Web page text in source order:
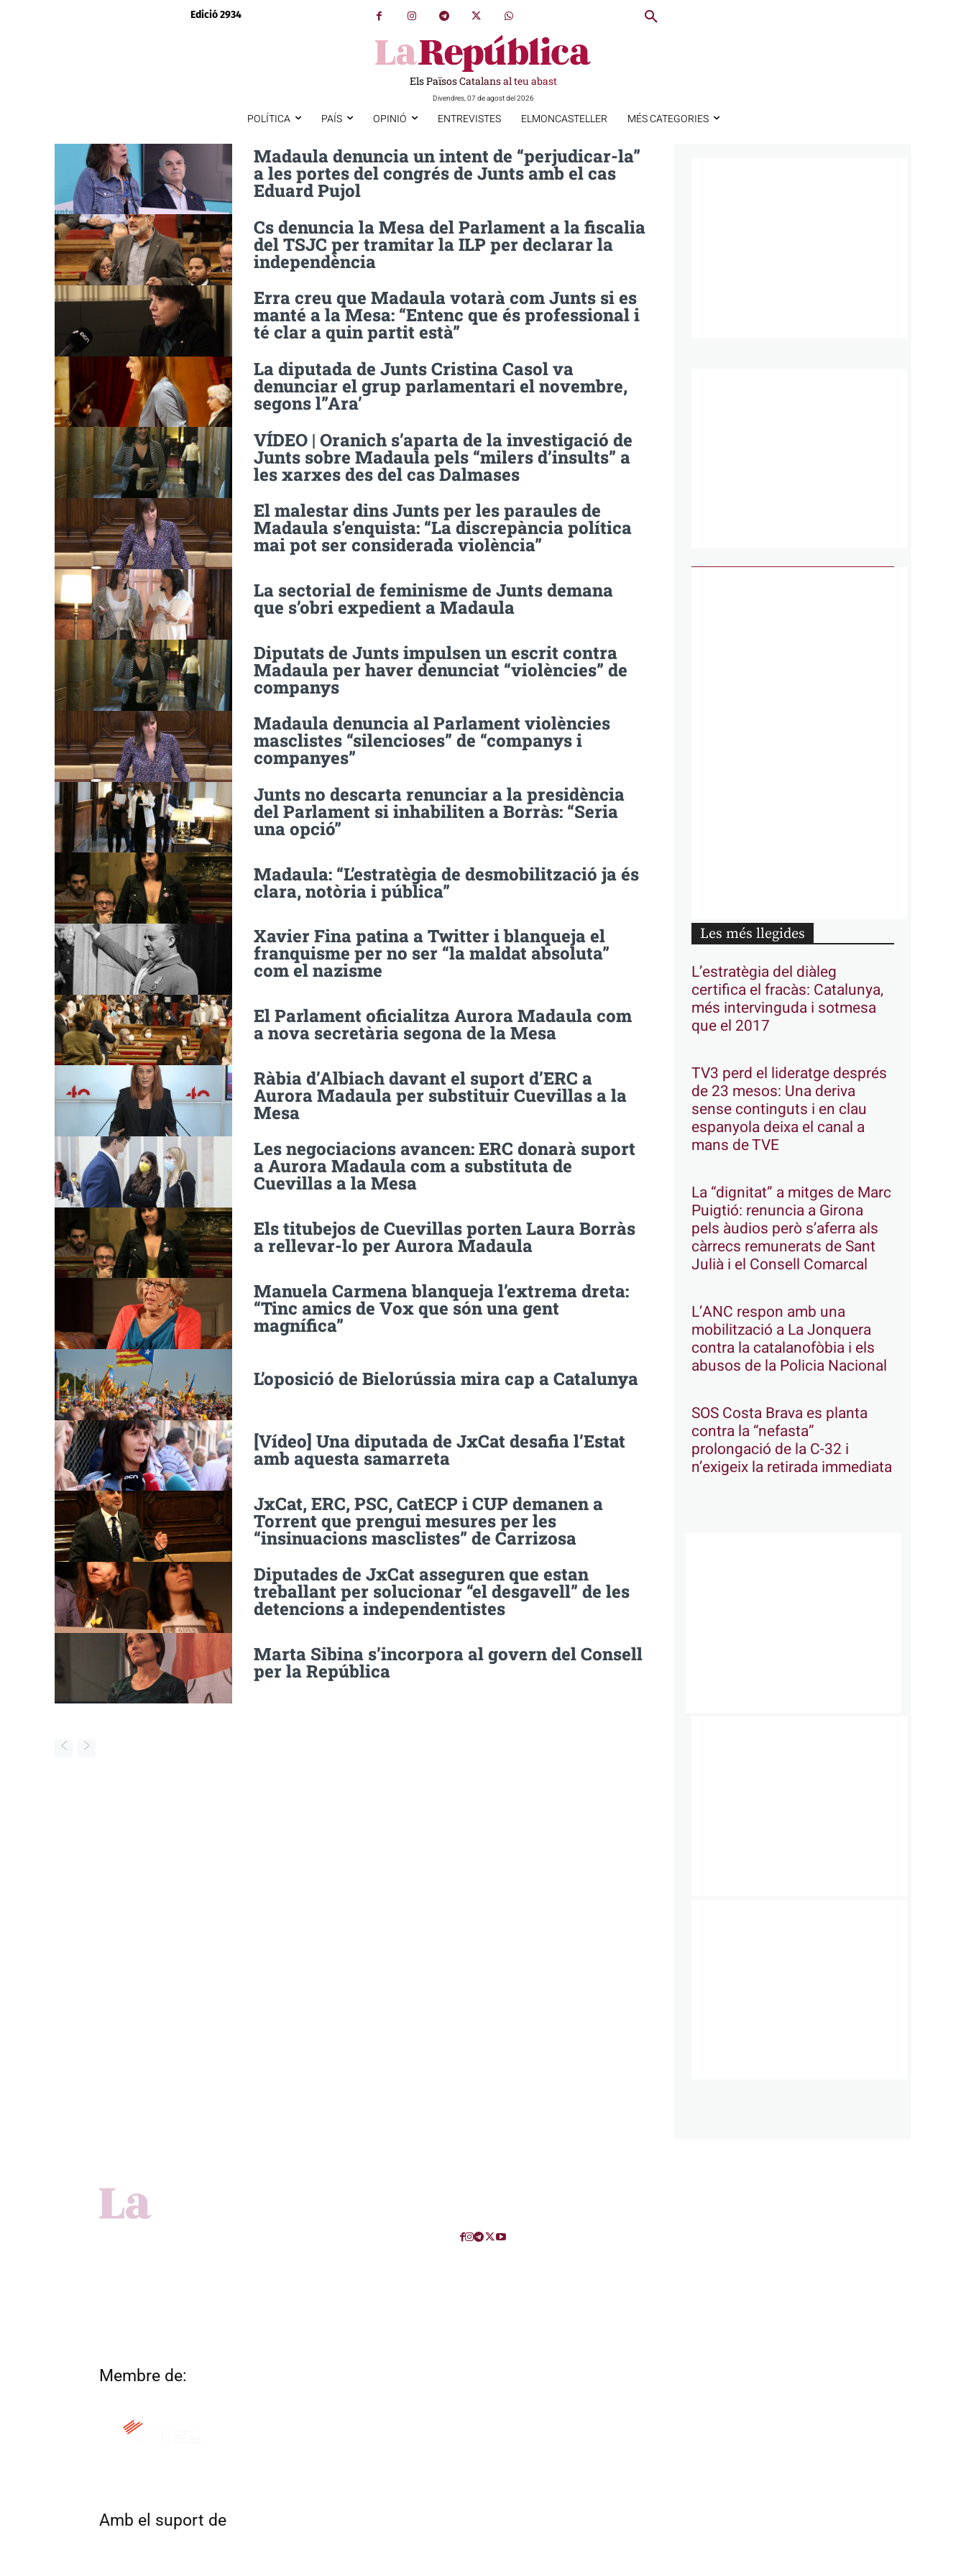
Edició 2934
Els Països Catalans al teu abast
Divendres, 07 de agost del 2026
POLÍTICA PAÍS OPINIÓ ENTREVISTES ELMONCASTELLER MÉS CATEGORIES
Madaula denuncia un intent de “perjudicar-la”
a les portes del congrés de Junts amb el cas
Eduard Pujol
Cs denuncia la Mesa del Parlament a la fiscalia
del TSJC per tramitar la ILP per declarar la
independència
Erra creu que Madaula votarà com Junts si es
manté a la Mesa: “Entenc que és professional i
té clar a quin partit està”
La diputada de Junts Cristina Casol va
denunciar el grup parlamentari el novembre,
segons l”Ara’
VÍDEO | Oranich s’aparta de la investigació de
Junts sobre Madaula pels “milers d’insults” a
les xarxes des del cas Dalmases
El malestar dins Junts per les paraules de
Madaula s’enquista: “La discrepància política
mai pot ser considerada violència”
La sectorial de feminisme de Junts demana
que s’obri expedient a Madaula
Diputats de Junts impulsen un escrit contra
Madaula per haver denunciat “violències” de
companys
Madaula denuncia al Parlament violències
masclistes “silencioses” de “companys i
companyes”
Junts no descarta renunciar a la presidència
del Parlament si inhabiliten a Borràs: “Seria
una opció”
Madaula: “L’estratègia de desmobilització ja és
clara, notòria i pública”
Xavier Fina patina a Twitter i blanqueja el
franquisme per no ser “la maldat absoluta”
com el nazisme
El Parlament oficialitza Aurora Madaula com
a nova secretària segona de la Mesa
Ràbia d’Albiach davant el suport d’ERC a
Aurora Madaula per substituir Cuevillas a la
Mesa
Les negociacions avancen: ERC donarà suport
a Aurora Madaula com a substituta de
Cuevillas a la Mesa
Els titubejos de Cuevillas porten Laura Borràs
a rellevar-lo per Aurora Madaula
Manuela Carmena blanqueja l’extrema dreta:
“Tinc amics de Vox que són una gent
magnífica”
L’oposició de Bielorússia mira cap a Catalunya
[Vídeo] Una diputada de JxCat desafia l’Estat
amb aquesta samarreta
JxCat, ERC, PSC, CatECP i CUP demanen a
Torrent que prengui mesures per les
“insinuacions masclistes” de Carrizosa
Diputades de JxCat asseguren que estan
treballant per solucionar “el desgavell” de les
detencions a independentistes
Marta Sibina s’incorpora al govern del Consell
per la República
Les més llegides
L’estratègia del diàleg
certifica el fracàs: Catalunya,
més intervinguda i sotmesa
que el 2017
TV3 perd el lideratge després
de 23 mesos: Una deriva
sense continguts i en clau
espanyola deixa el canal a
mans de TVE
La “dignitat” a mitges de Marc
Puigtió: renuncia a Girona
pels àudios però s’aferra als
càrrecs remunerats de Sant
Julià i el Consell Comarcal
L’ANC respon amb una
mobilització a La Jonquera
contra la catalanofòbia i els
abusos de la Policia Nacional
SOS Costa Brava es planta
contra la “nefasta”
prolongació de la C-32 i
n’exigeix la retirada immediata
Membre de:
Amb el suport de